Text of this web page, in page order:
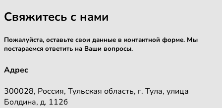
Свяжитесь с нами
Пожалуйста, оставьте свои данные в контактной форме. Мы
постараемся ответить на Ваши вопросы.
Адрес
300028, Россия, Тульская область, г. Тула, улица
Болдина, д. 112б